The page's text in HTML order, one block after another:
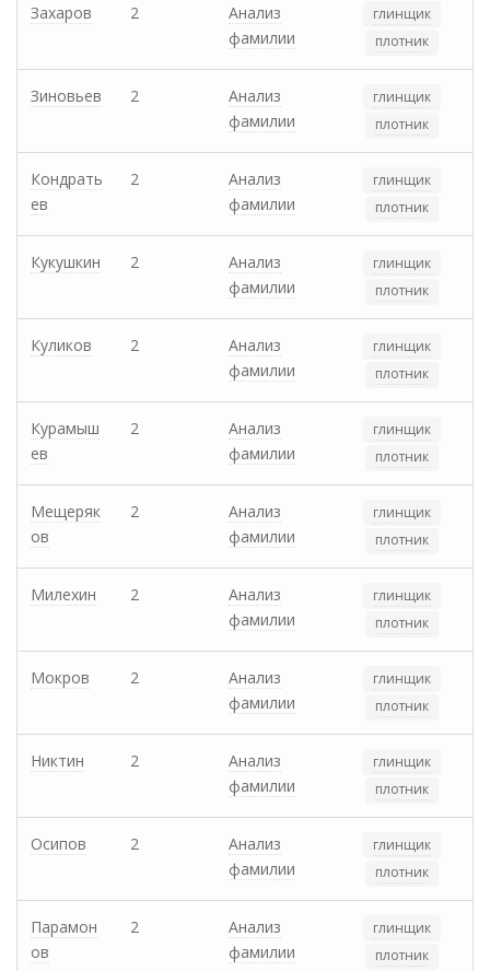
Захаров 2
Анализ
фамилии
глинщик
плотник
Зиновьев 2
Анализ
фамилии
глинщик
плотник
Кондрать
ев
2
Анализ
фамилии
глинщик
плотник
Кукушкин 2
Анализ
фамилии
глинщик
плотник
Куликов 2
Анализ
фамилии
глинщик
плотник
Курамыш
ев
2
Анализ
фамилии
глинщик
плотник
Мещеряк
ов
2
Анализ
фамилии
глинщик
плотник
Милехин 2
Анализ
фамилии
глинщик
плотник
Мокров 2
Анализ
фамилии
глинщик
плотник
Никтин 2
Анализ
фамилии
глинщик
плотник
Осипов 2
Анализ
фамилии
глинщик
плотник
Парамон
ов
2
Анализ
фамилии
глинщик
плотник